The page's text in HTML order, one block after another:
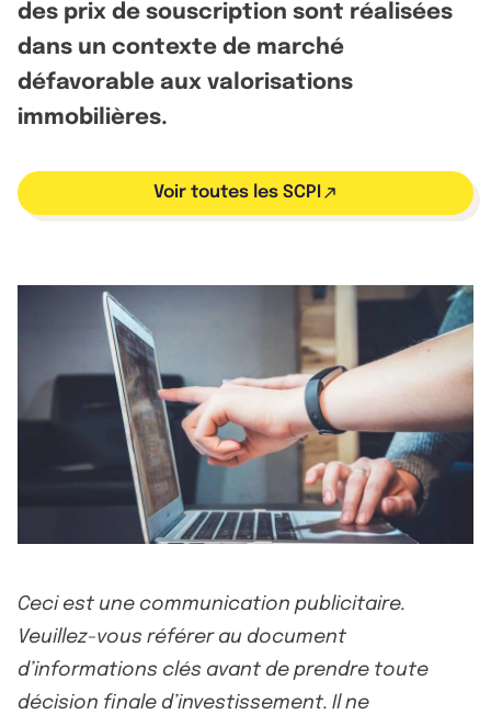
des prix de souscription sont réalisées
dans un contexte de marché
défavorable aux valorisations
immobilières.
Voir toutes les SCPI
Ceci est une communication publicitaire.
Veuillez-vous référer au document
d’informations clés avant de prendre toute
décision finale d’investissement. Il ne